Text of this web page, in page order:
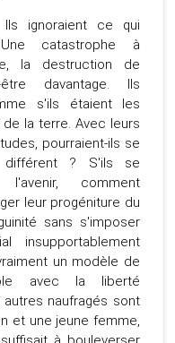
ignoraient ce qui
catastrophe à
la destruction de
être davantage. Ils
s'ils étaient les
la terre. Avec leurs
pourraient-ils se
? S'ils se
comment
leur progéniture du
sans s'imposer
insupportablement
un modèle de
avec la liberté
autres naufragés sont
et une jeune femme,